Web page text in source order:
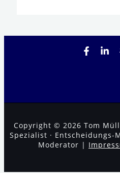
Copyright © 2026 Tom
Spezialist · Entscheidungs-
Moderator |